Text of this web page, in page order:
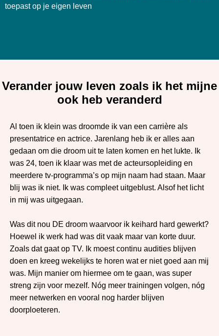
toepast op je eigen leven
Verander jouw leven zoals ik het mijne
ook heb veranderd
Al toen ik klein was droomde ik van een carrière als
presentatrice en actrice. Jarenlang heb ik er alles aan
gedaan om die droom uit te laten komen en het lukte. Ik
was 24, toen ik klaar was met de acteursopleiding en
meerdere tv-programma’s op mijn naam had staan. Maar
blij was ik niet. Ik was compleet uitgeblust. Alsof het licht
in mij was uitgegaan.
Was dit nou DE droom waarvoor ik keihard hard gewerkt?
Hoewel ik werk had was dit vaak maar van korte duur.
Zoals dat gaat op TV. Ik moest continu audities blijven
doen en kreeg wekelijks te horen wat er niet goed aan mij
was. Mijn manier om hiermee om te gaan, was super
streng zijn voor mezelf. Nóg meer trainingen volgen, nóg
meer netwerken en vooral nog harder blijven
doorploeteren.